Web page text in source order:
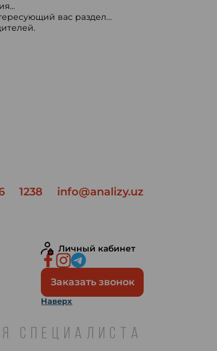
вас раздел...
1238 info@analizy.uz
Личный кабинет
Заказать звонок
Наверх
СПЕЦИАЛИСТА